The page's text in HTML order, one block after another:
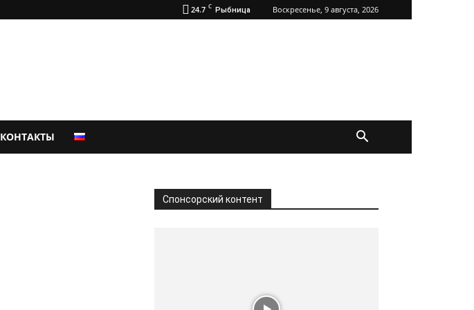
24.7 C Рыбница Воскресенье, 9 августа, 2026
КОНТАКТЫ
Спонсорский контент